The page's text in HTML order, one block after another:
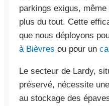
parkings exigus,
plus du tout. Cette
que nous déployons
à Bièvres ou pour un
Le secteur de Lardy,
préservé, nécessite
au stockage des